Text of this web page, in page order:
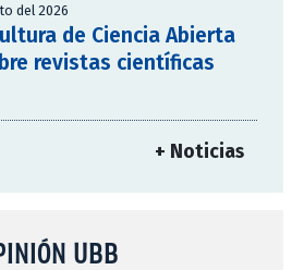
del 2026
de Ciencia Abierta
revistas científicas
+ Noticias
UBB